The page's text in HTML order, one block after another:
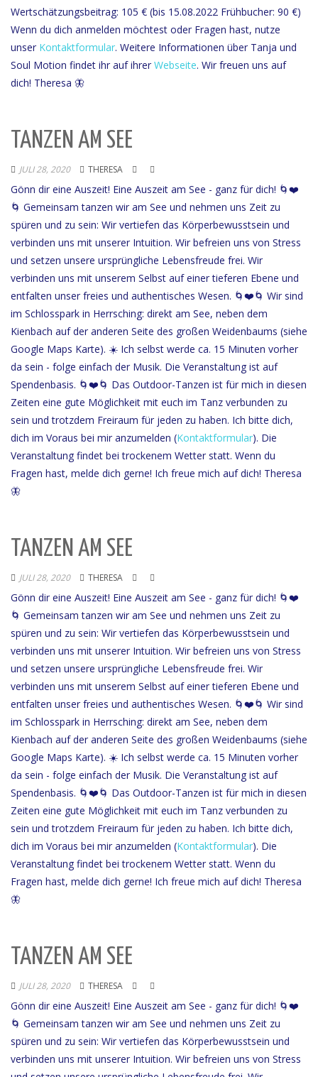
Wertschätzungsbeitrag: 105 € (bis 15.08.2022 Frühbucher: 90 €)
Wenn du dich anmelden möchtest oder Fragen hast, nutze
unser Kontaktformular. Weitere Informationen über Tanja und
Soul Motion findet ihr auf ihrer Webseite. Wir freuen uns auf
dich! Theresa 🦋
TANZEN AM SEE
JULI 28, 2020 THERESA
Gönn dir eine Auszeit! Eine Auszeit am See - ganz für dich! 🌀❤️
🌀 Gemeinsam tanzen wir am See und nehmen uns Zeit zu
spüren und zu sein: Wir vertiefen das Körperbewusstsein und
verbinden uns mit unserer Intuition. Wir befreien uns von Stress
und setzen unsere ursprüngliche Lebensfreude frei. Wir
verbinden uns mit unserem Selbst auf einer tieferen Ebene und
entfalten unser freies und authentisches Wesen. 🌀❤️🌀 Wir sind
im Schlosspark in Herrsching: direkt am See, neben dem
Kienbach auf der anderen Seite des großen Weidenbaums (siehe
Google Maps Karte). ☀️ Ich selbst werde ca. 15 Minuten vorher
da sein - folge einfach der Musik. Die Veranstaltung ist auf
Spendenbasis. 🌀❤️🌀 Das Outdoor-Tanzen ist für mich in diesen
Zeiten eine gute Möglichkeit mit euch im Tanz verbunden zu
sein und trotzdem Freiraum für jeden zu haben. Ich bitte dich,
dich im Voraus bei mir anzumelden (Kontaktformular). Die
Veranstaltung findet bei trockenem Wetter statt. Wenn du
Fragen hast, melde dich gerne! Ich freue mich auf dich! Theresa
🦋
TANZEN AM SEE
JULI 28, 2020 THERESA
Gönn dir eine Auszeit! Eine Auszeit am See - ganz für dich! 🌀❤️
🌀 Gemeinsam tanzen wir am See und nehmen uns Zeit zu
spüren und zu sein: Wir vertiefen das Körperbewusstsein und
verbinden uns mit unserer Intuition. Wir befreien uns von Stress
und setzen unsere ursprüngliche Lebensfreude frei. Wir
verbinden uns mit unserem Selbst auf einer tieferen Ebene und
entfalten unser freies und authentisches Wesen. 🌀❤️🌀 Wir sind
im Schlosspark in Herrsching: direkt am See, neben dem
Kienbach auf der anderen Seite des großen Weidenbaums (siehe
Google Maps Karte). ☀️ Ich selbst werde ca. 15 Minuten vorher
da sein - folge einfach der Musik. Die Veranstaltung ist auf
Spendenbasis. 🌀❤️🌀 Das Outdoor-Tanzen ist für mich in diesen
Zeiten eine gute Möglichkeit mit euch im Tanz verbunden zu
sein und trotzdem Freiraum für jeden zu haben. Ich bitte dich,
dich im Voraus bei mir anzumelden (Kontaktformular). Die
Veranstaltung findet bei trockenem Wetter statt. Wenn du
Fragen hast, melde dich gerne! Ich freue mich auf dich! Theresa
🦋
TANZEN AM SEE
JULI 28, 2020 THERESA
Gönn dir eine Auszeit! Eine Auszeit am See - ganz für dich! 🌀❤️
🌀 Gemeinsam tanzen wir am See und nehmen uns Zeit zu
spüren und zu sein: Wir vertiefen das Körperbewusstsein und
verbinden uns mit unserer Intuition. Wir befreien uns von Stress